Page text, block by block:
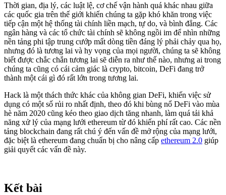
Thời gian, địa lý, các luật lệ, cơ chế vận hành quá khác nhau giữa
các quốc gia trên thế giới khiến chúng ta gặp khó khăn trong việc
tiếp cận một hệ thống tài chính liền mạch, tự do, và bình đẳng. Các
ngân hàng và các tổ chức tài chính sẽ không ngồi im để nhìn những
nền tảng phi tập trung cướp mất dòng tiền đáng lý phải chảy qua họ,
nhưng đó là tương lai và hy vọng của mọi người, chúng ta sẽ không
biết được chắc chắn tương lai sẽ diễn ra như thế nào, nhưng ai trong
chúng ta cũng có cái cảm giác là crypto, bitcoin, DeFi đang trở
thành một cái gì đó rất lớn trong tương lai.
Hack là một thách thức khác của không gian DeFi, khiến việc sử
dụng có một số rủi ro nhất định, theo đó khi bùng nổ DeFi vào mùa
hè năm 2020 cũng kéo theo giao dịch tăng nhanh, làm quá tải khả
năng xử lý của mạng lưới ethereum từ đó khiến phí rất cao. Các nền
tảng blockchain đang rất chú ý đến vấn đề mở rộng của mạng lưới,
đặc biệt là ethereum đang chuẩn bị cho nâng cấp ethereum 2.0 giúp
giải quyết các vấn đề này.
Kết bài